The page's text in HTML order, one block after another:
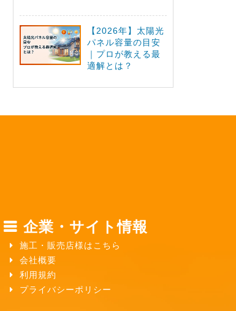
【2026年】太陽光
パネル容量の目安
｜プロが教える最
適解とは？
企業・サイト情報
施工・販売店様はこちら
会社概要
利用規約
プライバシーポリシー